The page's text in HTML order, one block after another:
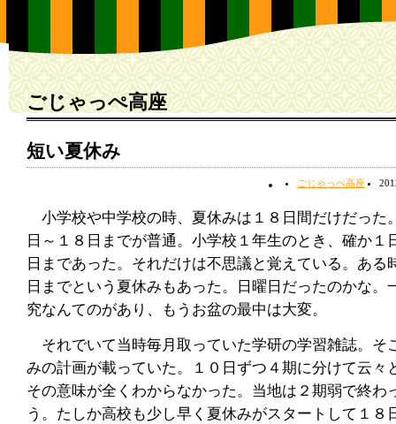
ごじゃっぺ高座
短い夏休み
ごじゃっぺ高座
小学校や中学校の時、夏休みは１８日間だけだった
日～１８日までが普通。小学校１年生のとき、確か１
日まであった。それだけは不思議と覚えている。ある
日までという夏休みもあった。日曜日だったのかな。
究なんてのがあり、もうお盆の最中は大変。
それでいて当時毎月取っていた学研の学習雑誌。そ
みの計画が載っていた。１０日ずつ４期に分けて云々
その意味が全くわからなかった。当地は２期弱で終わ
う。たしか高校も少し早く夏休みがスタートして１８